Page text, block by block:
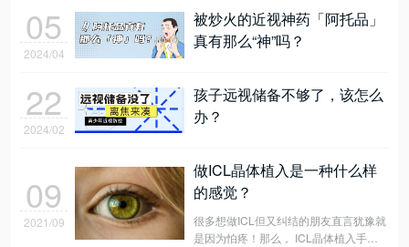
05
2024/04
被炒火的近视神药「阿托品」
真有那么“神”吗？
22
2024/02
孩子远视储备不够了，该怎么
办？
09
2021/09
做ICL晶体植入是一种什么样
的感觉？
很多想做ICL但又纠结的朋友直言犹豫就
是因为怕疼！那么， ICL晶体植入手术